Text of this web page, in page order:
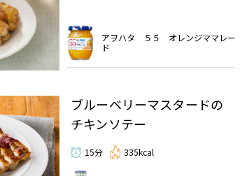
アヲハタ ５５ オレンジママレー
ド
ブルーベリーマスタードの
チキンソテー
15分 335kcal